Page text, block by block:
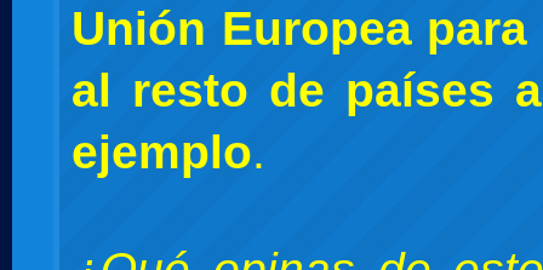
Unión Europea
al resto de países
ejemplo.